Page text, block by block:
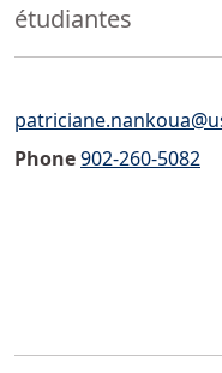
étudiantes
Email">
Phone902-260-5082